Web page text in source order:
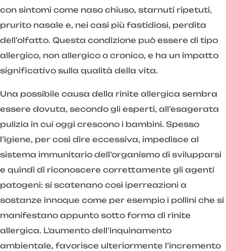
con sintomi come naso chiuso, starnuti ripetuti,
prurito nasale e, nei casi più fastidiosi, perdita
dell’olfatto. Questa condizione può essere di tipo
allergico, non allergico o cronico, e ha un impatto
significativo sulla qualità della vita.
Una possibile causa della rinite allergica sembra
essere dovuta, secondo gli esperti, all’esagerata
pulizia in cui oggi crescono i bambini. Spesso
l’igiene, per così dire eccessiva, impedisce al
sistema immunitario dell’organismo di svilupparsi
e quindi di riconoscere correttamente gli agenti
patogeni: si scatenano così iperreazioni a
sostanze innoque come per esempio i pollini che si
manifestano appunto sotto forma di rinite
allergica. L'aumento dell’inquinamento
ambientale, favorisce ulteriormente l’incremento